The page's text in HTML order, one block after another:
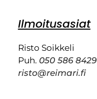
Ilmoitusasiat
Risto Soikkeli
Puh. 050 586 8429
risto@reimari.fi